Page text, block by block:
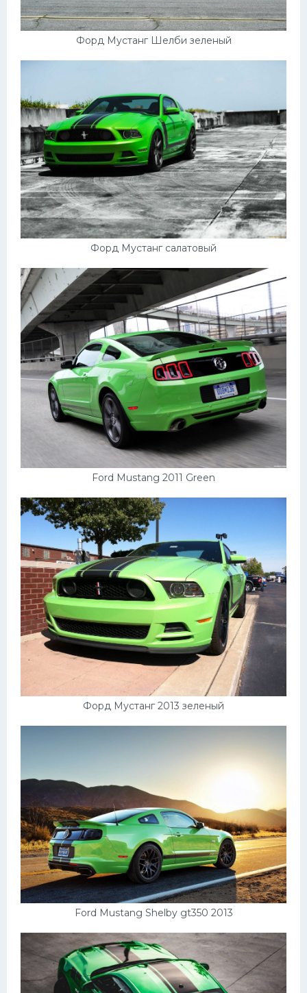
Форд Мустанг Шелби зеленый
Форд Мустанг салатовый
Ford Mustang 2011 Green
Форд Мустанг 2013 зеленый
Ford Mustang Shelby gt350 2013
Грузовики
Кадиллак
Автокемпер
Феррари
Поезда
Мотоциклы
Ямаха
Ява
Эмблемы
Спецтехника